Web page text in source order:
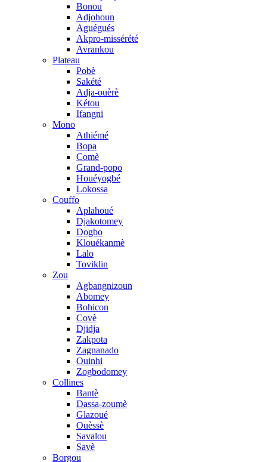
Bonou
Adjohoun
Aguégués
Akpro-missérété
Avrankou
Plateau
Pobè
Sakété
Adja-ouèrè
Kétou
Ifangni
Mono
Athiémé
Bopa
Comè
Grand-popo
Houéyogbé
Lokossa
Couffo
Aplahoué
Djakotomey
Dogbo
Klouékanmè
Lalo
Toviklin
Zou
Agbangnizoun
Abomey
Bohicon
Covè
Djidja
Zakpota
Zagnanado
Ouinhi
Zogbodomey
Collines
Bantè
Dassa-zoumè
Glazoué
Ouèssè
Savalou
Savè
Borgou